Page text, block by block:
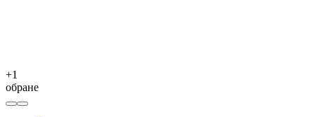
+1
обране